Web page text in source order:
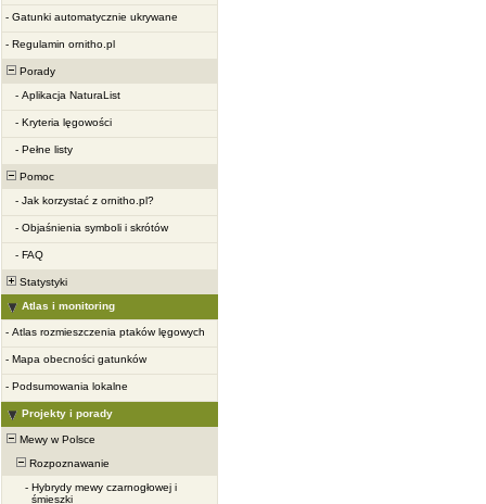
- Gatunki automatycznie ukrywane
- Regulamin ornitho.pl
Porady
- Aplikacja NaturaList
- Kryteria lęgowości
- Pełne listy
Pomoc
- Jak korzystać z ornitho.pl?
- Objaśnienia symboli i skrótów
- FAQ
Statystyki
Atlas i monitoring
- Atlas rozmieszczenia ptaków lęgowych
- Mapa obecności gatunków
- Podsumowania lokalne
Projekty i porady
Mewy w Polsce
Rozpoznawanie
- Hybrydy mewy czarnogłowej i
śmieszki